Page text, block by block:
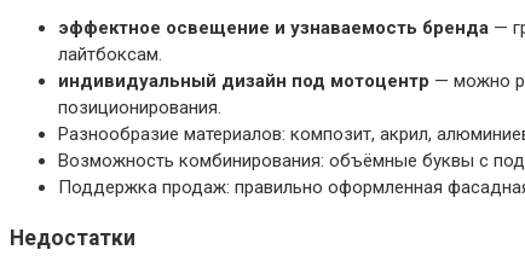
эффектное освещение и узнаваемость бренда —
лайтбоксам.
индивидуальный дизайн под мотоцентр — можно
позиционирования.
Разнообразие материалов: композит, акрил,
Возможность комбинирования: объёмные буквы с
Поддержка продаж: правильно оформленная
Недостатки